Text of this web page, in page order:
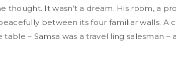
thought. It wasn’t a dream. His room, a
between its four familiar walls. A
– Samsa was a travel ling salesman –